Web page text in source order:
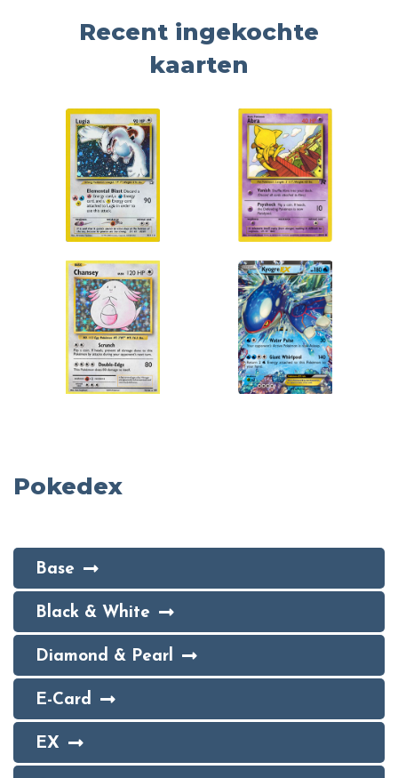
Recent ingekochte
kaarten
Pokedex
Base
Black & White
Diamond & Pearl
E-Card
EX